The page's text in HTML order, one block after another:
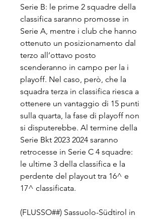
Serie B: le prime 2 squadre della
classifica saranno promosse in
Serie A, mentre i club che hanno
ottenuto un posizionamento dal
terzo all’ottavo posto
scenderanno in campo per la i
playoff. Nel caso, però, che la
squadra terza in classifica riesca a
ottenere un vantaggio di 15 punti
sulla quarta, la fase di playoff non
si disputerebbe. Al termine della
Serie Bkt 2023 2024 saranno
retrocesse in Serie C 4 squadre:
le ultime 3 della classifica e la
perdente del playout tra 16^ e
17^ classificata.
(FLUSSO##) Sassuolo-Südtirol in